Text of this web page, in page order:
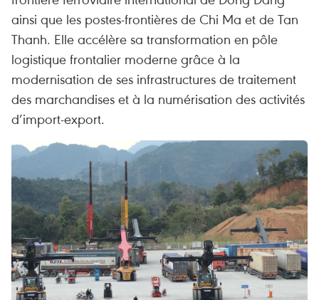
ainsi que les postes-frontières de Chi Ma et de Tan
Thanh. Elle accélère sa transformation en pôle
logistique frontalier moderne grâce à la
modernisation de ses infrastructures de traitement
des marchandises et à la numérisation des activités
d’import-export.